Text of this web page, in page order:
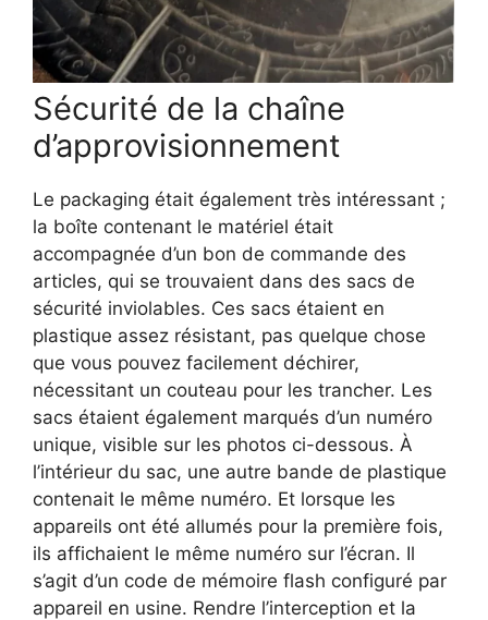
Sécurité de la chaîne
d’approvisionnement
Le packaging était également très intéressant ;
la boîte contenant le matériel était
accompagnée d’un bon de commande des
articles, qui se trouvaient dans des sacs de
sécurité inviolables. Ces sacs étaient en
plastique assez résistant, pas quelque chose
que vous pouvez facilement déchirer,
nécessitant un couteau pour les trancher. Les
sacs étaient également marqués d’un numéro
unique, visible sur les photos ci-dessous. À
l’intérieur du sac, une autre bande de plastique
contenait le même numéro. Et lorsque les
appareils ont été allumés pour la première fois,
ils affichaient le même numéro sur l’écran. Il
s’agit d’un code de mémoire flash configuré par
appareil en usine. Rendre l’interception et la